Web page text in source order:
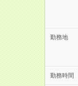
勤務地
勤務時間